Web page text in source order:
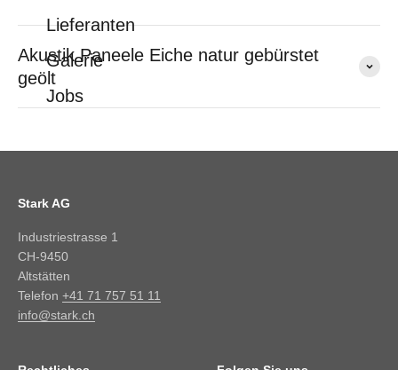
Lieferanten
Galerie
Jobs
Akustik Paneele Eiche natur gebürstet
geölt
Stark AG
Industriestrasse 1
CH-9450
Altstätten
Telefon +41 71 757 51 11
info@stark.ch